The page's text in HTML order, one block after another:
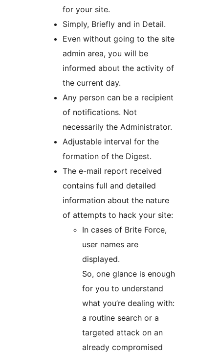
for your site.
Simply, Briefly and in Detail.
Even without going to the site
admin area, you will be
informed about the activity of
the current day.
Any person can be a recipient
of notifications. Not
necessarily the Administrator.
Adjustable interval for the
formation of the Digest.
The e-mail report received
contains full and detailed
information about the nature
of attempts to hack your site:
In cases of Brite Force,
user names are
displayed.
So, one glance is enough
for you to understand
what you’re dealing with:
a routine search or a
targeted attack on an
already compromised